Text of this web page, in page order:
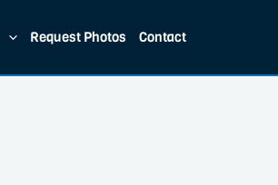
Request Photos Contact